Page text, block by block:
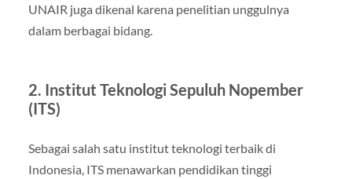
UNAIR juga dikenal karena penelitian unggulnya
dalam berbagai bidang.
2. Institut Teknologi Sepuluh Nopember
(ITS)
Sebagai salah satu institut teknologi terbaik di
Indonesia, ITS menawarkan pendidikan tinggi